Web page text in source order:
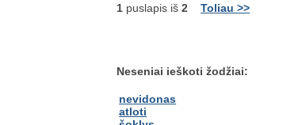
1 puslapis iš2 Toliau >>
Neseniai ieškoti žodžiai:
nevidonas
atloti